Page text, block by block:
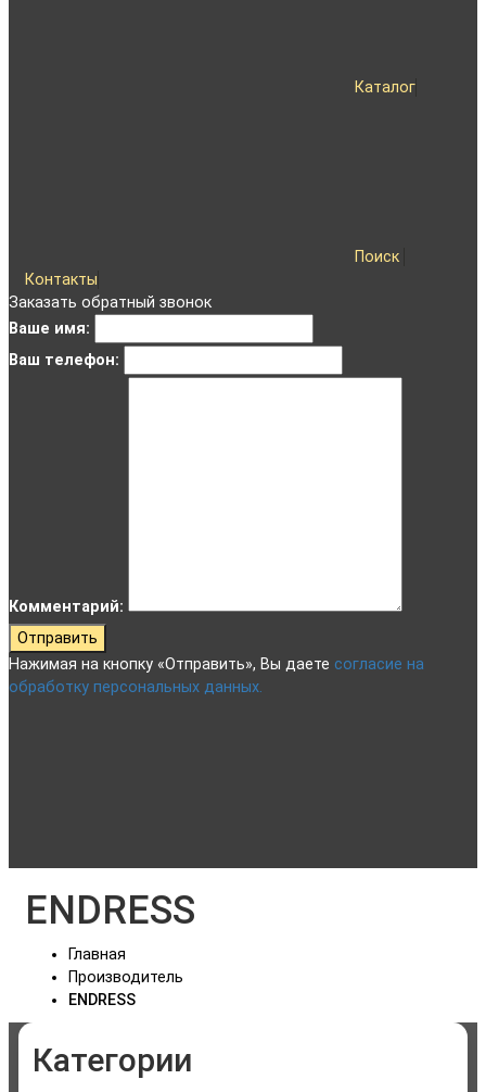
Каталог
Поиск
Контакты
Заказать обратный звонок
Ваше имя:
Ваш телефон:
Комментарий:
Отправить
Нажимая на кнопку «Отправить», Вы даете согласие на
обработку персональных данных.
ENDRESS
Главная
Производитель
ENDRESS
Категории